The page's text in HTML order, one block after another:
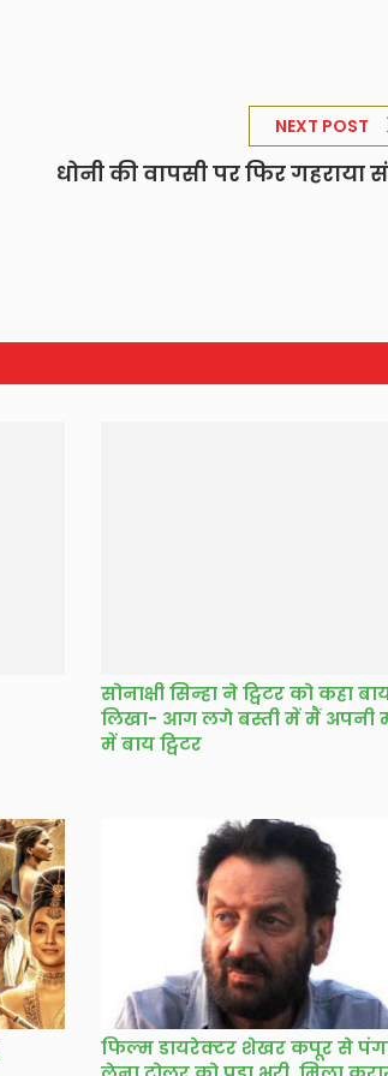
NEXT POST
धोनी की वापसी पर फिर गहराया
सोनाक्षी सिन्हा ने ट्विटर को कहा
लिखा- आग लगे बस्ती में मैं अपनी
में बाय ट्विटर
फिल्म डायरेक्टर शेखर कपूर से